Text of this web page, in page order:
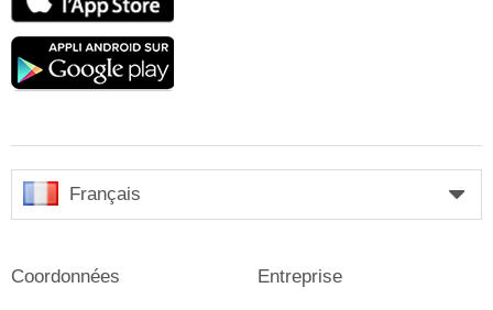
Google
Français
Coordonnées Entreprise